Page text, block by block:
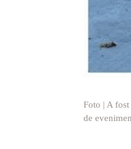
Foto | A
de